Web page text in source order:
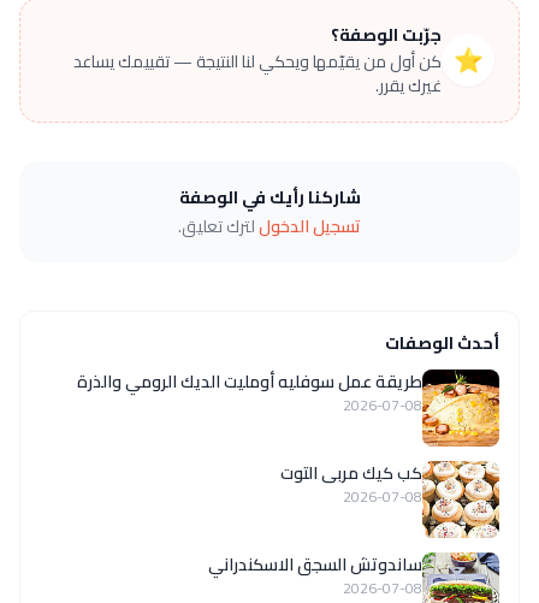
⭐
جرّبت الوصفة؟
كن أول من يقيّمها ويحكي لنا النتيجة — تقييمك يساعد
غيرك يقرر.
شاركنا رأيك في الوصفة
تسجيل الدخوللترك تعليق.
أحدث الوصفات
طريقة عمل سوفليه أومليت الديك الرومي والذرة
2026-07-08
كب كيك مربى التوت
2026-07-08
ساندوتش السجق الاسكندراني
2026-07-08